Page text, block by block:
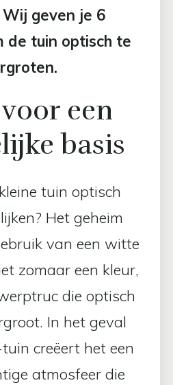
geven je 6
de tuin optisch te
een
basis
tuin optisch
Het geheim
van een witte
zomaar een kleur,
die optisch
In het geval
creëert het een
atmosfeer die